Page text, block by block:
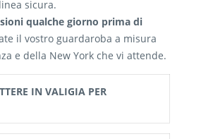
sicura.
qualche giorno prima di
il vostro guardaroba a misura
e della New York che vi attende.
IN VALIGIA PER